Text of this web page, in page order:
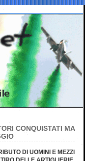
CONQUISTATI MA
DI UOMINI E MEZZI